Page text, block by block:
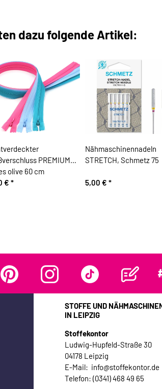
dazu folgende Artikel:
PREMIUM
olive 60 cm
€ *
Nähmaschinennadeln
STRETCH, Schmetz 75
5,00 € *
STOFFE UND
IN LEIPZIG
Stoffekontor
Ludwig-Hupfeld-Straße 30
04178 Leipzig
E-Mail: info@stoffekontor.de
Telefon: (0341) 468 49 65